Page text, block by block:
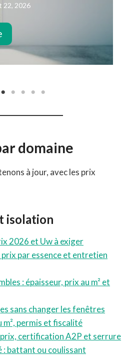
Juin 1, 2026
suite
domaine
à jour, avec les prix
isolation
2026 et Uw à exiger
prix par essence et entretien
: épaisseur, prix au m² et
sans changer les fenêtres
m², permis et fiscalité
prix, certification A2P et serrure
battant ou coulissant